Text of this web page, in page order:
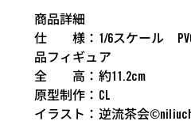
商品詳細
仕 様：1/6スケール
品フィギュア
全 高：約11.2cm
原型制作：CL
イラスト：逆流茶会